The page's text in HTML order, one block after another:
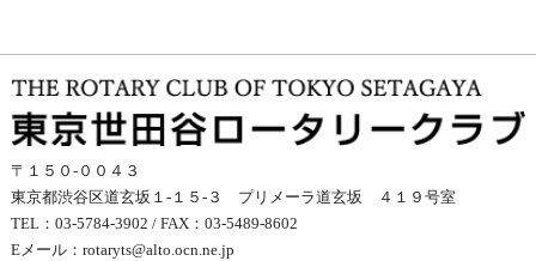
〒１５０-００４３
東京都渋谷区道玄坂１-１５-３ プリメーラ道玄坂 ４１９号室
TEL：03-5784-3902 / FAX：03-5489-8602
Eメール： rotaryts@alto.ocn.ne.jp